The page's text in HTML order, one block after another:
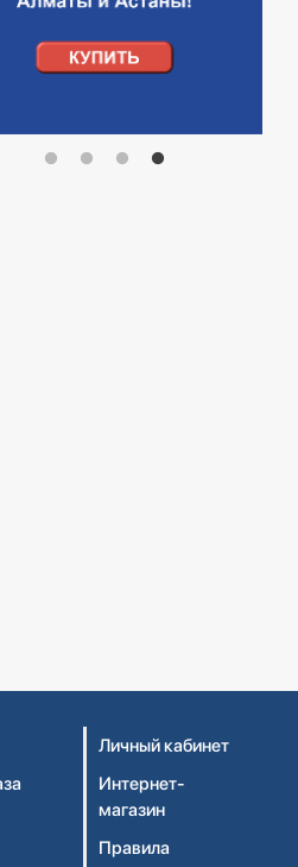
Личный кабинет
Интернет-
магазин
Правила